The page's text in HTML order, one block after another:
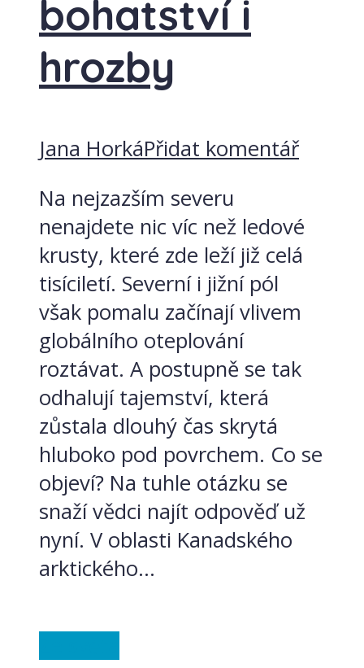
bohatství i
hrozby
Jana HorkáPřidat komentář
Na nejzazším severu
nenajdete nic víc než ledové
krusty, které zde leží již celá
tisíciletí. Severní i jižní pól
však pomalu začínají vlivem
globálního oteplování
roztávat. A postupně se tak
odhalují tajemství, která
zůstala dlouhý čas skrytá
hluboko pod povrchem. Co se
objeví? Na tuhle otázku se
snaží vědci najít odpověď už
nyní. V oblasti Kanadského
arktického...